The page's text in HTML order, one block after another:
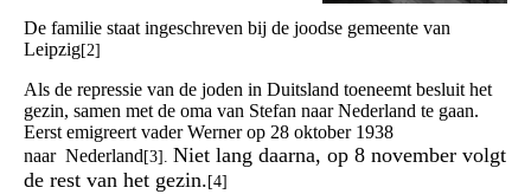
De familie staat ingeschreven bij de joodse gemeente van
Leipzig[2]
Als de repressie van de joden in Duitsland toeneemt besluit het
gezin, samen met de oma van Stefan naar Nederland te gaan.
Eerst emigreert vader Werner op 28 oktober 1938
naar Nederland [3]. Niet lang daarna, op 8 november volgt
de rest van het gezin. [4]